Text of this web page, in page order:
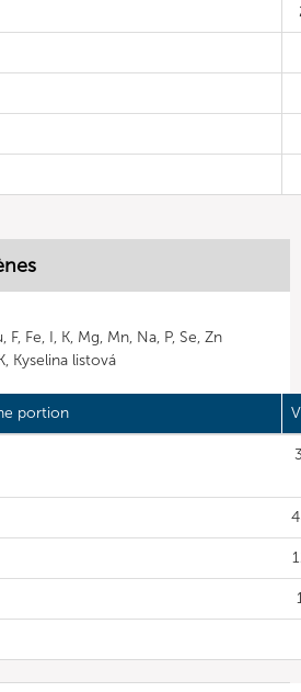
Fe, I, K, Mg, Mn, Na, P, Se, Zn
Kyselina listová
portion